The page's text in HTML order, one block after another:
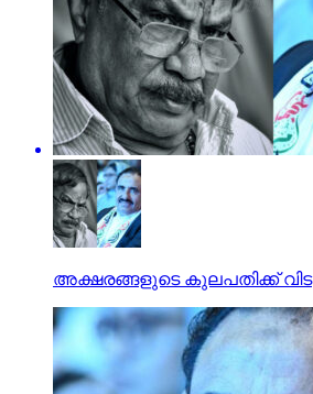
അക്ഷരങ്ങളുടെ കുലപതിക്ക് വിട